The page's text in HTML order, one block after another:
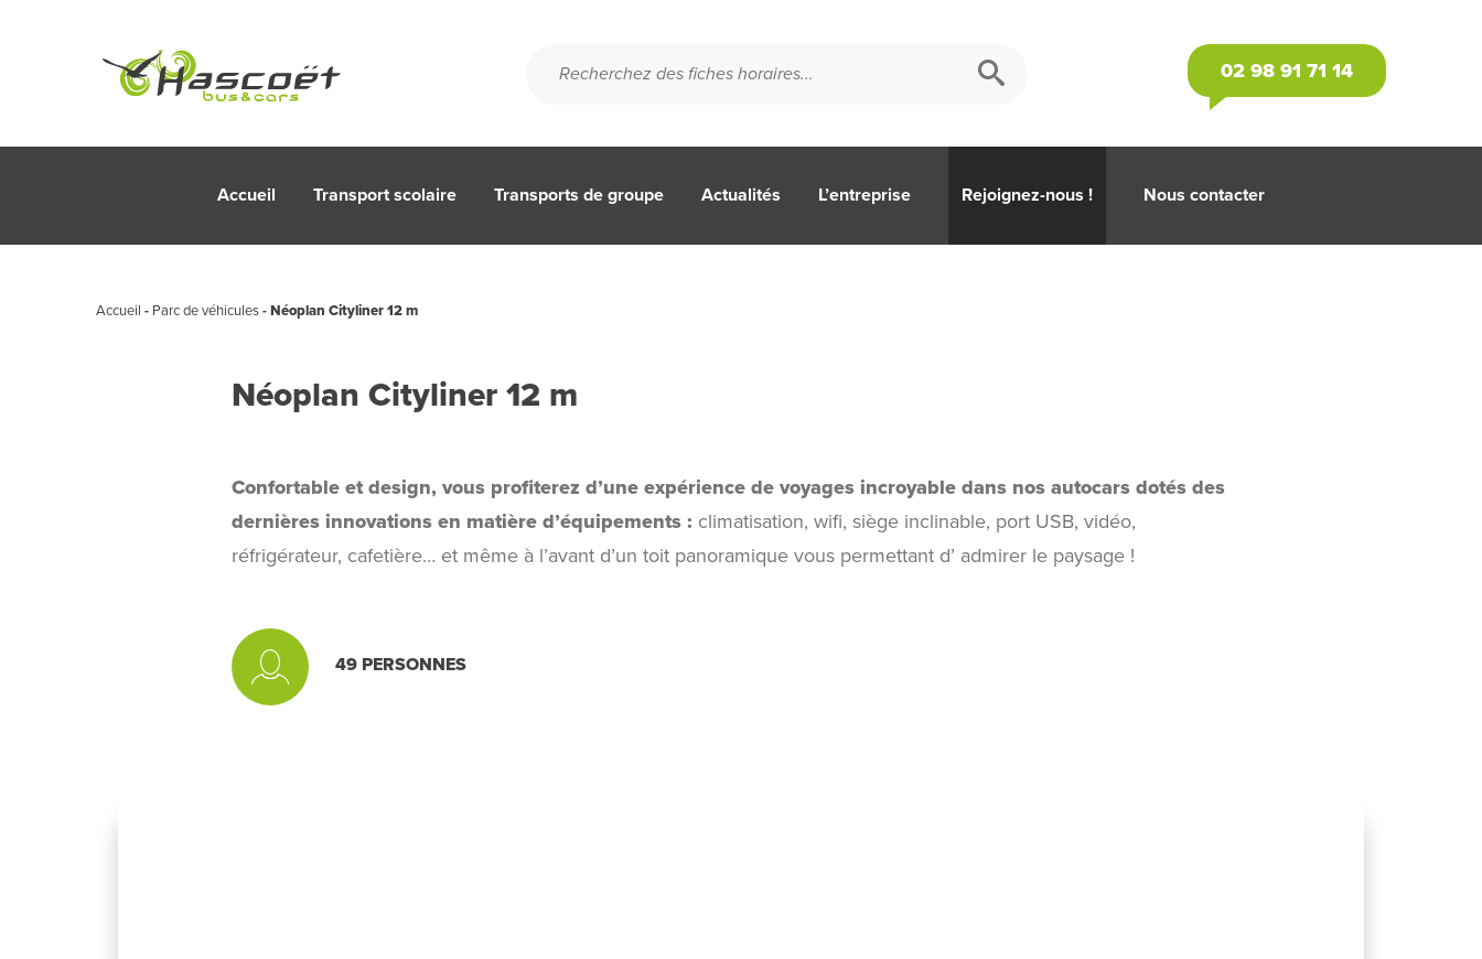
02 98 91 71 14
Accueil Transport scolaire Transports de groupe Actualités L’entreprise Rejoignez-nous ! Nous contacter
Accueil - Parc de véhicules-Néoplan Cityliner 12 m
Néoplan Cityliner 12 m
Confortable et design, vous profiterez d’une expérience de voyages incroyable dans nos autocars dotés des
dernières innovations en matière d’équipements : climatisation, wifi, siège inclinable, port USB, vidéo,
réfrigérateur, cafetière… et même à l’avant d’un toit panoramique vous permettant d’ admirer le paysage !
49 PERSONNES